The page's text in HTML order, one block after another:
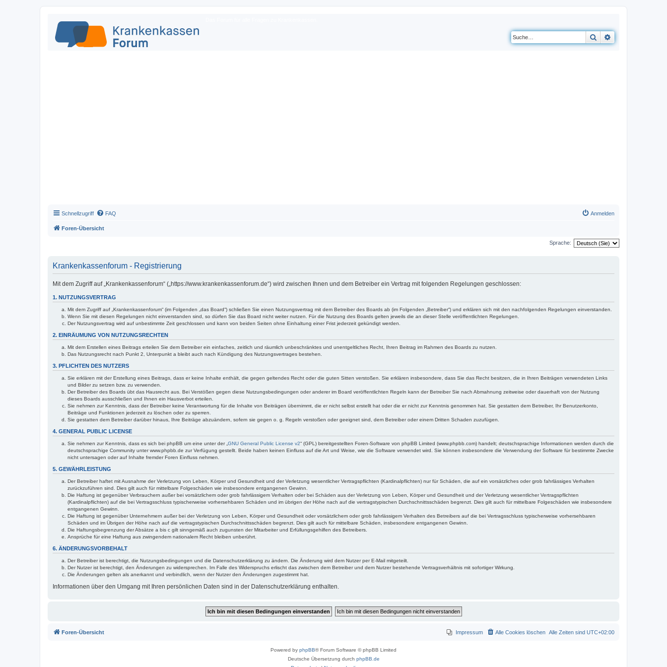
Suche
Schnellzugriff FAQ Anmelden
Foren-Übersicht
Sprache:
Krankenkassenforum - Registrierung
Mit dem Zugriff auf „Krankenkassenforum“ („https://www.krankenkassenforum.de“) wird zwischen Ihnen und dem Betreiber ein Vertrag mit folgenden Regelungen geschlossen:
1. NUTZUNGSVERTRAG
Mit dem Zugriff auf „Krankenkassenforum“ (im Folgenden „das Board“) schließen Sie einen Nutzungsvertrag mit dem Betreiber des Boards ab (im Folgenden „Betreiber“) und erklären sich mit den nachfolgenden Regelungen einverstanden.
Wenn Sie mit diesen Regelungen nicht einverstanden sind, so dürfen Sie das Board nicht weiter nutzen. Für die Nutzung des Boards gelten jeweils die an dieser Stelle veröffentlichten Regelungen.
Der Nutzungsvertrag wird auf unbestimmte Zeit geschlossen und kann von beiden Seiten ohne Einhaltung einer Frist jederzeit gekündigt werden.
2. EINRÄUMUNG VON NUTZUNGSRECHTEN
Mit dem Erstellen eines Beitrags erteilen Sie dem Betreiber ein einfaches, zeitlich und räumlich unbeschränktes und unentgeltliches Recht, Ihren Beitrag im Rahmen des Boards zu nutzen.
Das Nutzungsrecht nach Punkt 2, Unterpunkt a bleibt auch nach Kündigung des Nutzungsvertrages bestehen.
3. PFLICHTEN DES NUTZERS
Sie erklären mit der Erstellung eines Beitrags, dass er keine Inhalte enthält, die gegen geltendes Recht oder die guten Sitten verstoßen. Sie erklären insbesondere, dass Sie das Recht besitzen, die in Ihren Beiträgen verwendeten Links
und Bilder zu setzen bzw. zu verwenden.
Der Betreiber des Boards übt das Hausrecht aus. Bei Verstößen gegen diese Nutzungsbedingungen oder anderer im Board veröffentlichten Regeln kann der Betreiber Sie nach Abmahnung zeitweise oder dauerhaft von der Nutzung
dieses Boards ausschließen und Ihnen ein Hausverbot erteilen.
Sie nehmen zur Kenntnis, dass der Betreiber keine Verantwortung für die Inhalte von Beiträgen übernimmt, die er nicht selbst erstellt hat oder die er nicht zur Kenntnis genommen hat. Sie gestatten dem Betreiber, Ihr Benutzerkonto,
Beiträge und Funktionen jederzeit zu löschen oder zu sperren.
Sie gestatten dem Betreiber darüber hinaus, Ihre Beiträge abzuändern, sofern sie gegen o. g. Regeln verstoßen oder geeignet sind, dem Betreiber oder einem Dritten Schaden zuzufügen.
4. GENERAL PUBLIC LICENSE
Sie nehmen zur Kenntnis, dass es sich bei phpBB um eine unter der „ GNU General Public License v2“ (GPL) bereitgestellten Foren-Software von phpBB Limited (www.phpbb.com) handelt; deutschsprachige Informationen werden durch die
deutschsprachige Community unter www.phpbb.de zur Verfügung gestellt. Beide haben keinen Einfluss auf die Art und Weise, wie die Software verwendet wird. Sie können insbesondere die Verwendung der Software für bestimmte Zwecke
nicht untersagen oder auf Inhalte fremder Foren Einfluss nehmen.
5. GEWÄHRLEISTUNG
Der Betreiber haftet mit Ausnahme der Verletzung von Leben, Körper und Gesundheit und der Verletzung wesentlicher Vertragspflichten (Kardinalpflichten) nur für Schäden, die auf ein vorsätzliches oder grob fahrlässiges Verhalten
zurückzuführen sind. Dies gilt auch für mittelbare Folgeschäden wie insbesondere entgangenen Gewinn.
Die Haftung ist gegenüber Verbrauchern außer bei vorsätzlichem oder grob fahrlässigem Verhalten oder bei Schäden aus der Verletzung von Leben, Körper und Gesundheit und der Verletzung wesentlicher Vertragspflichten
(Kardinalpflichten) auf die bei Vertragsschluss typischerweise vorhersehbaren Schäden und im übrigen der Höhe nach auf die vertragstypischen Durchschnittsschäden begrenzt. Dies gilt auch für mittelbare Folgeschäden wie insbesondere
entgangenen Gewinn.
Die Haftung ist gegenüber Unternehmern außer bei der Verletzung von Leben, Körper und Gesundheit oder vorsätzlichem oder grob fahrlässigem Verhalten des Betreibers auf die bei Vertragsschluss typischerweise vorhersehbaren
Schäden und im Übrigen der Höhe nach auf die vertragstypischen Durchschnittsschäden begrenzt. Dies gilt auch für mittelbare Schäden, insbesondere entgangenen Gewinn.
Die Haftungsbegrenzung der Absätze a bis c gilt sinngemäß auch zugunsten der Mitarbeiter und Erfüllungsgehilfen des Betreibers.
Ansprüche für eine Haftung aus zwingendem nationalem Recht bleiben unberührt.
6. ÄNDERUNGSVORBEHALT
Der Betreiber ist berechtigt, die Nutzungsbedingungen und die Datenschutzerklärung zu ändern. Die Änderung wird dem Nutzer per E-Mail mitgeteilt.
Der Nutzer ist berechtigt, den Änderungen zu widersprechen. Im Falle des Widerspruchs erlischt das zwischen dem Betreiber und dem Nutzer bestehende Vertragsverhältnis mit sofortiger Wirkung.
Die Änderungen gelten als anerkannt und verbindlich, wenn der Nutzer den Änderungen zugestimmt hat.
Informationen über den Umgang mit Ihren persönlichen Daten sind in der Datenschutzerklärung enthalten.
Foren-Übersicht Alle Zeiten sind UTC+02:00
Alle Cookies löschen
Impressum
Powered by phpBB® Forum Software © phpBB Limited
Deutsche Übersetzung durch phpBB.de